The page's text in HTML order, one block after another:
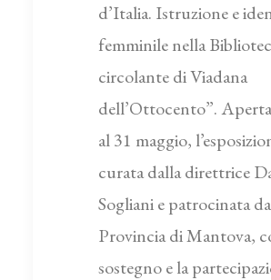
d’Italia. Istruzione e
femminile nella
circolante di Viadana
dell’Ottocento”.
al 31 maggio,
curata dalla direttrice
Sogliani e patrocinata
Provincia di Mantova,
sostegno e la